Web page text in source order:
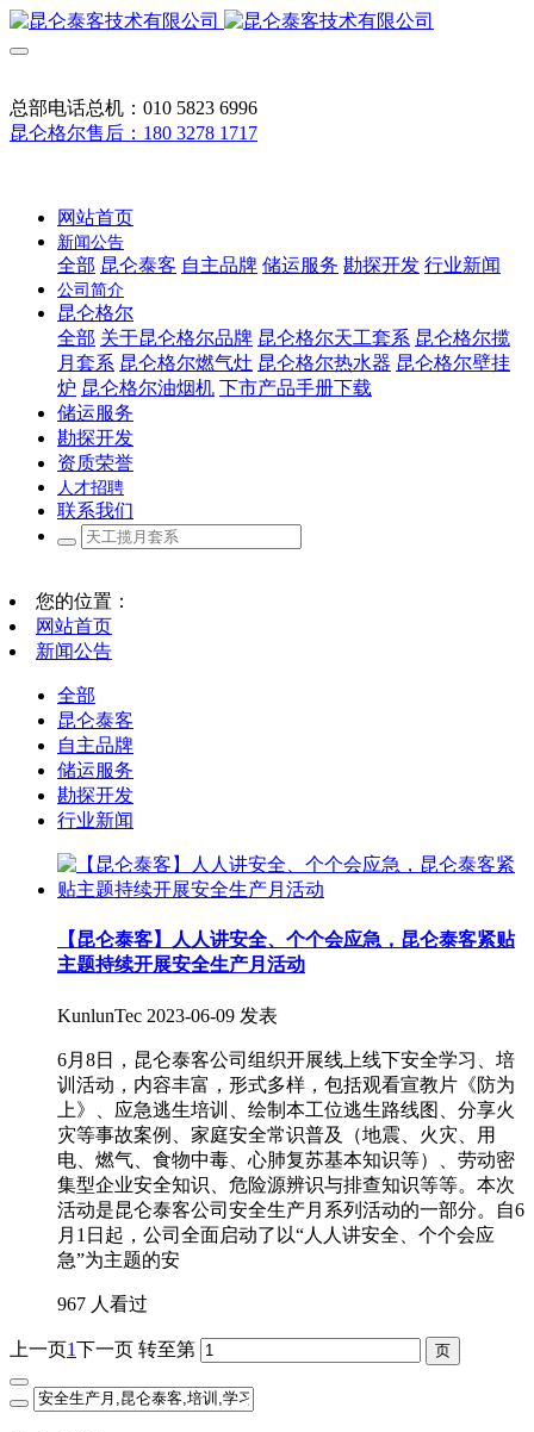
总部电话总机：010 5823 6996
昆仑格尔售后：180 3278 1717
网站首页
新闻公告
全部 昆仑泰客 自主品牌 储运服务 勘探开发 行业新闻
公司简介
昆仑格尔
全部 关于昆仑格尔品牌 昆仑格尔天工套系 昆仑格尔揽
月套系 昆仑格尔燃气灶 昆仑格尔热水器 昆仑格尔壁挂
炉 昆仑格尔油烟机 下市产品手册下载
储运服务
勘探开发
资质荣誉
人才招聘
联系我们
您的位置：
网站首页
新闻公告
全部
昆仑泰客
自主品牌
储运服务
勘探开发
行业新闻
【昆仑泰客】人人讲安全、个个会应急，昆仑泰客紧贴
主题持续开展安全生产月活动
KunlunTec 2023-06-09 发表
6月8日，昆仑泰客公司组织开展线上线下安全学习、培
训活动，内容丰富，形式多样，包括观看宣教片《防为
上》、应急逃生培训、绘制本工位逃生路线图、分享火
灾等事故案例、家庭安全常识普及（地震、火灾、用
电、燃气、食物中毒、心肺复苏基本知识等）、劳动密
集型企业安全知识、危险源辨识与排查知识等等。本次
活动是昆仑泰客公司安全生产月系列活动的一部分。自6
月1日起，公司全面启动了以“人人讲安全、个个会应
急”为主题的安
967 人看过
上一页1下一页 转至第